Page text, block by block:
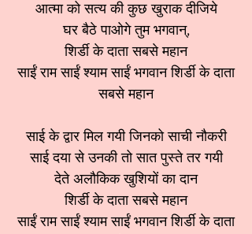
आत्मा को सत्य की कुछ खुराक दीजिये
घर बैठे पाओगे तुम भगवान्,
शिर्डी के दाता सबसे महान
साईं राम साईं श्याम साईं भगवान शिर्डी के दाता
सबसे महान
साई के द्वार मिल गयी जिनको साची नौकरी
साई दया से उनकी तो सात पुस्ते तर गयी
देते अलौकिक खुशियों का दान
शिर्डी के दाता सबसे महान
साईं राम साईं श्याम साईं भगवान शिर्डी के दाता